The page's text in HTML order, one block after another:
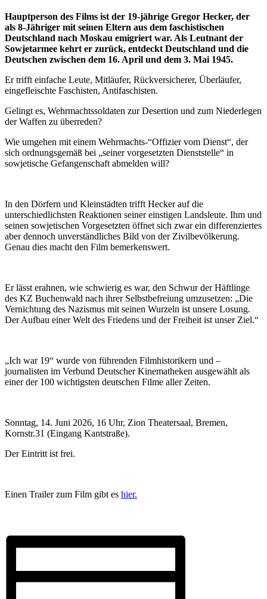
Hauptperson des Films ist der 19-jährige Gregor Hecker, der
als 8-Jähriger mit seinen Eltern aus dem faschistischen
Deutschland nach Moskau emigriert war. Als Leutnant der
Sowjetarmee kehrt er zurück, entdeckt Deutschland und die
Deutschen zwischen dem 16. April und dem 3. Mai 1945.
Er trifft einfache Leute, Mitläufer, Rückversicherer, Überläufer,
eingefleischte Faschisten, Antifaschisten.
Gelingt es, Wehrmachtssoldaten zur Desertion und zum Niederlegen
der Waffen zu überreden?
Wie umgehen mit einem Wehrmachts-“Offizier vom Dienst“, der
sich ordnungsgemäß bei „seiner vorgesetzten Dienststelle“ in
sowjetische Gefangenschaft abmelden will?
In den Dörfern und Kleinstädten trifft Hecker auf die
unterschiedlichsten Reaktionen seiner einstigen Landsleute. Ihm und
seinen sowjetischen Vorgesetzten öffnet sich zwar ein differenziertes
aber dennoch unverständliches Bild von der Zivilbevölkerung.
Genau dies macht den Film bemerkenswert.
Er lässt erahnen, wie schwierig es war, den Schwur der Häftlinge
des KZ Buchenwald nach ihrer Selbstbefreiung umzusetzen: „Die
Vernichtung des Nazismus mit seinen Wurzeln ist unsere Losung.
Der Aufbau einer Welt des Friedens und der Freiheit ist unser Ziel.“
„Ich war 19“ wurde von führenden Filmhistorikern und –
journalisten im Verbund Deutscher Kinematheken ausgewählt als
einer der 100 wichtigsten deutschen Filme aller Zeiten.
Sonntag, 14. Juni 2026, 16 Uhr, Zion Theatersaal, Bremen,
Kornstr.31 (Eingang Kantstraße).
Der Eintritt ist frei.
Einen Trailer zum Film gibt es hier.